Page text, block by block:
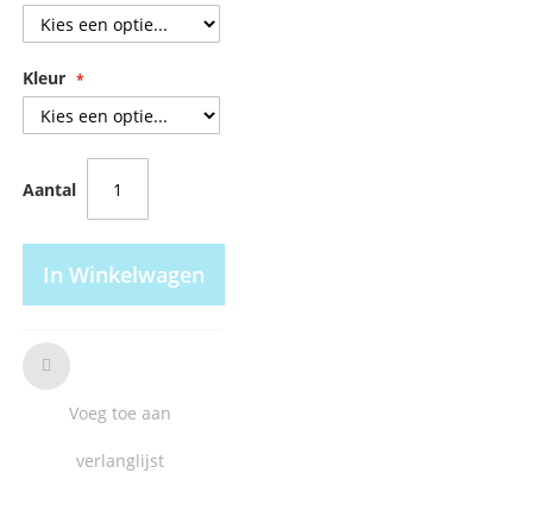
Kleur
Aantal
In Winkelwagen
Voeg toe aan
verlanglijst